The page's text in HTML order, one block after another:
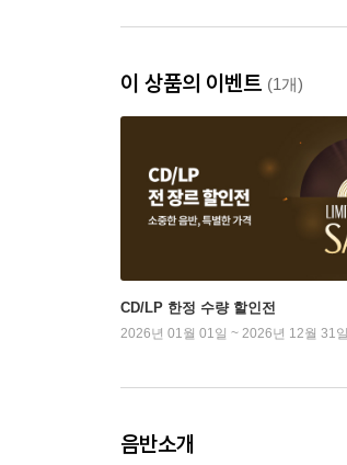
이 상품의 이벤트 (1개)
CD/LP 한정 수량 할인전
2026년 01월 01일 ~ 2026년 12월 31일
음반소개